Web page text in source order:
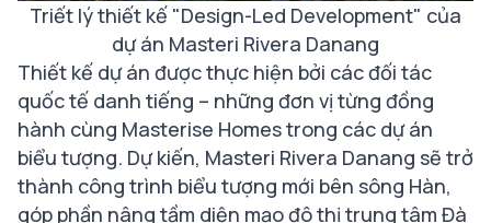
Triết lý thiết kế "Design-Led Development" của
dự án Masteri Rivera Danang
Thiết kế dự án được thực hiện bởi các đối tác
quốc tế danh tiếng – những đơn vị từng đồng
hành cùng Masterise Homes trong các dự án
biểu tượng. Dự kiến, Masteri Rivera Danang sẽ trở
thành công trình biểu tượng mới bên sông Hàn,
góp phần nâng tầm diện mạo đô thị trung tâm Đà